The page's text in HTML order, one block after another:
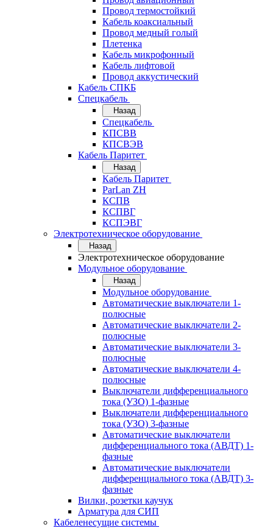
Провод термостойкий
Кабель коаксиальный
Провод медный голый
Плетенка
Кабель микрофонный
Кабель лифтовой
Провод аккустический
Кабель СПКБ
Спецкабель
Назад
Спецкабель
КПСВВ
КПСВЭВ
Кабель Паритет
Назад
Кабель Паритет
ParLan ZH
КСПВ
КСПВГ
КСПЭВГ
Электротехническое оборудование
Назад
Электротехническое оборудование
Модульное оборудование
Назад
Модульное оборудование
Автоматические выключатели 1-
полюсные
Автоматические выключатели 2-
полюсные
Автоматические выключатели 3-
полюсные
Автоматические выключатели 4-
полюсные
Выключатели дифференциального
тока (УЗО) 1-фазные
Выключатели дифференциального
тока (УЗО) 3-фазные
Автоматические выключатели
дифференциального тока (АВДТ) 1-
фазные
Автоматические выключатели
дифференциального тока (АВДТ) 3-
фазные
Вилки, розетки каучук
Арматура для СИП
Кабеленесущие системы